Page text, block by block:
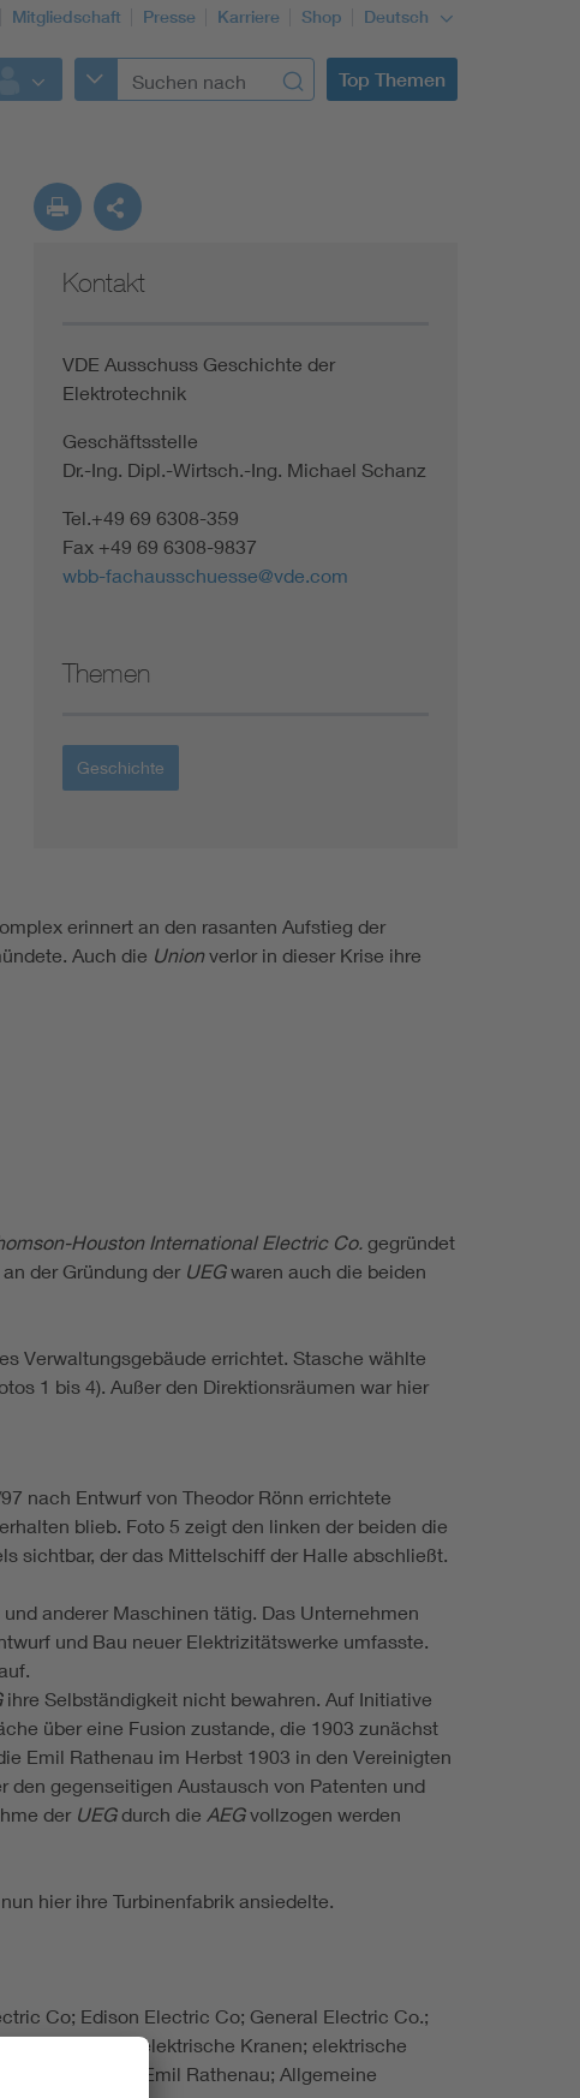
Mitgliedschaft Presse Karriere Shop Deutsch
Top Themen
Kontakt
VDE Ausschuss Geschichte der
Elektrotechnik
Geschäftsstelle
Dr.-Ing. Dipl.-Wirtsch.-Ing. Michael Schanz
Tel.+49 69 6308-359
Fax +49 69 6308-9837
wbb-fachausschuesse@vde.com
Themen
Geschichte
erinnert an den rasanten Aufstieg der
Auch die Unionverlor in dieser Krise ihre
Houston International Electric Co. gegründet
der Gründung der UEGwaren auch die beiden
Verwaltungsgebäude errichtet. Stasche wählte
1 bis 4). Außer den Direktionsräumen war hier
nach Entwurf von Theodor Rönn errichtete
blieb. Foto 5 zeigt den linken der beiden die
sichtbar, der das Mittelschiff der Halle abschließt.
anderer Maschinen tätig. Das Unternehmen
und Bau neuer Elektrizitätswerke umfasste.
ihre Selbständigkeit nicht bewahren. Auf Initiative
über eine Fusion zustande, die 1903 zunächst
Emil Rathenau im Herbst 1903 in den Vereinigten
gegenseitigen Austausch von Patenten und
der UEGdurch die AEGvollzogen werden
hier ihre Turbinenfabrik ansiedelte.
Co; Edison Electric Co; General Electric Co.;
Straßenbahn; elektrische Kranen; elektrische
Isidor Loewe; Emil Rathenau; Allgemeine